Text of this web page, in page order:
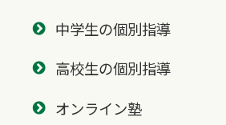
中学生の個別指導
高校生の個別指導
オンライン塾